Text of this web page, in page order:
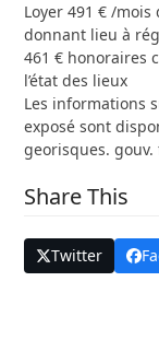
Loyer 491 € /
donnant lieu à
461 € honoraires
l’état des lieux
Les informations
exposé sont
georisques. gouv.
Share This
Twitter